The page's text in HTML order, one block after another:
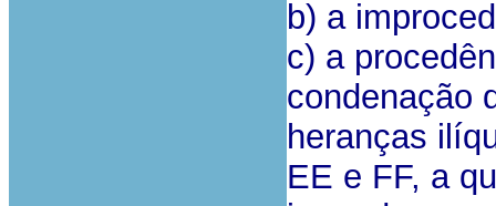
b) a
c) a
condenação
heranças
EE e FF, a